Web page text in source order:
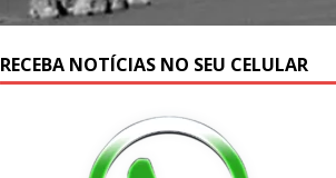
RECEBA NOTÍCIAS NO SEU CELULAR